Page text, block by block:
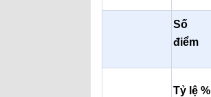
Số
điểm
Tỷ lệ %